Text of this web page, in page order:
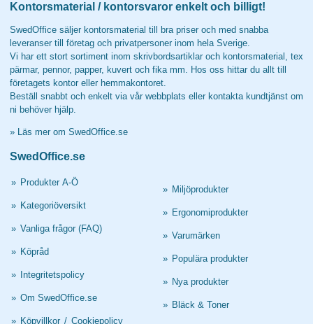
Kontorsmaterial / kontorsvaror enkelt och billigt!
SwedOffice säljer kontorsmaterial till bra priser och med snabba
leveranser till företag och privatpersoner inom hela Sverige.
Vi har ett stort sortiment inom skrivbordsartiklar och kontorsmaterial, tex
pärmar, pennor, papper, kuvert och fika mm. Hos oss hittar du allt till
företagets kontor eller hemmakontoret.
Beställ snabbt och enkelt via vår webbplats eller kontakta kundtjänst om
ni behöver hjälp.
» Läs mer om SwedOffice.se
SwedOffice.se
» Produkter A-Ö
» Kategoriöversikt
» Vanliga frågor (FAQ)
» Köpråd
» Integritetspolicy
» Om SwedOffice.se
» Köpvillkor / Cookiepolicy
» Miljöprodukter
» Ergonomiprodukter
» Varumärken
» Populära produkter
» Nya produkter
» Bläck & Toner